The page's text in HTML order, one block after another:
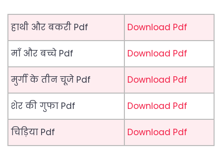
हाथी और बकरी Pdf Download Pdf
माँ और बच्चे Pdf Download Pdf
मुर्गी के तीन चूजे Pdf Download Pdf
शेर की गुफा Pdf Download Pdf
चिड़िया Pdf Download Pdf